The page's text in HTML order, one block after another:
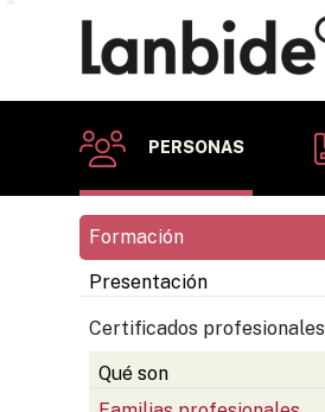
PERSONAS
Formación
Presentación
Certificados profesionales
Qué son